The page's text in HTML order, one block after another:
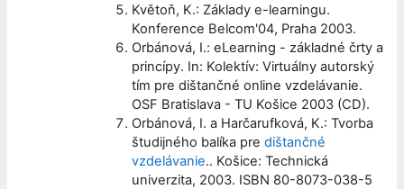
Květoň, K.: Základy e-learningu.
Konference Belcom'04, Praha 2003.
Orbánová, I.: eLearning - základné črty a
princípy. In: Kolektív: Virtuálny autorský
tím pre dištančné online vzdelávanie.
OSF Bratislava - TU Košice 2003 (CD).
Orbánová, I. a Harčarufková, K.: Tvorba
študijného balíka pre dištančné
vzdelávanie.. Košice: Technická
univerzita, 2003. ISBN 80-8073-038-5